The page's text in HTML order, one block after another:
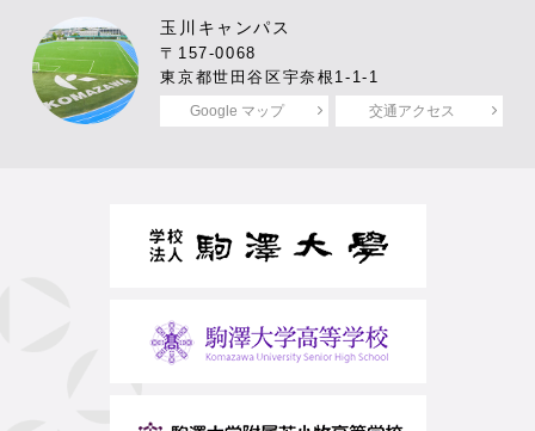
玉川キャンパス
〒157-0068
東京都世田谷区宇奈根1-1-1
Google マップ 交通アクセス